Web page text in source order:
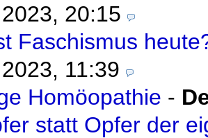
20:15
Faschismus
11:39
Homöopathie -
statt Opfer der